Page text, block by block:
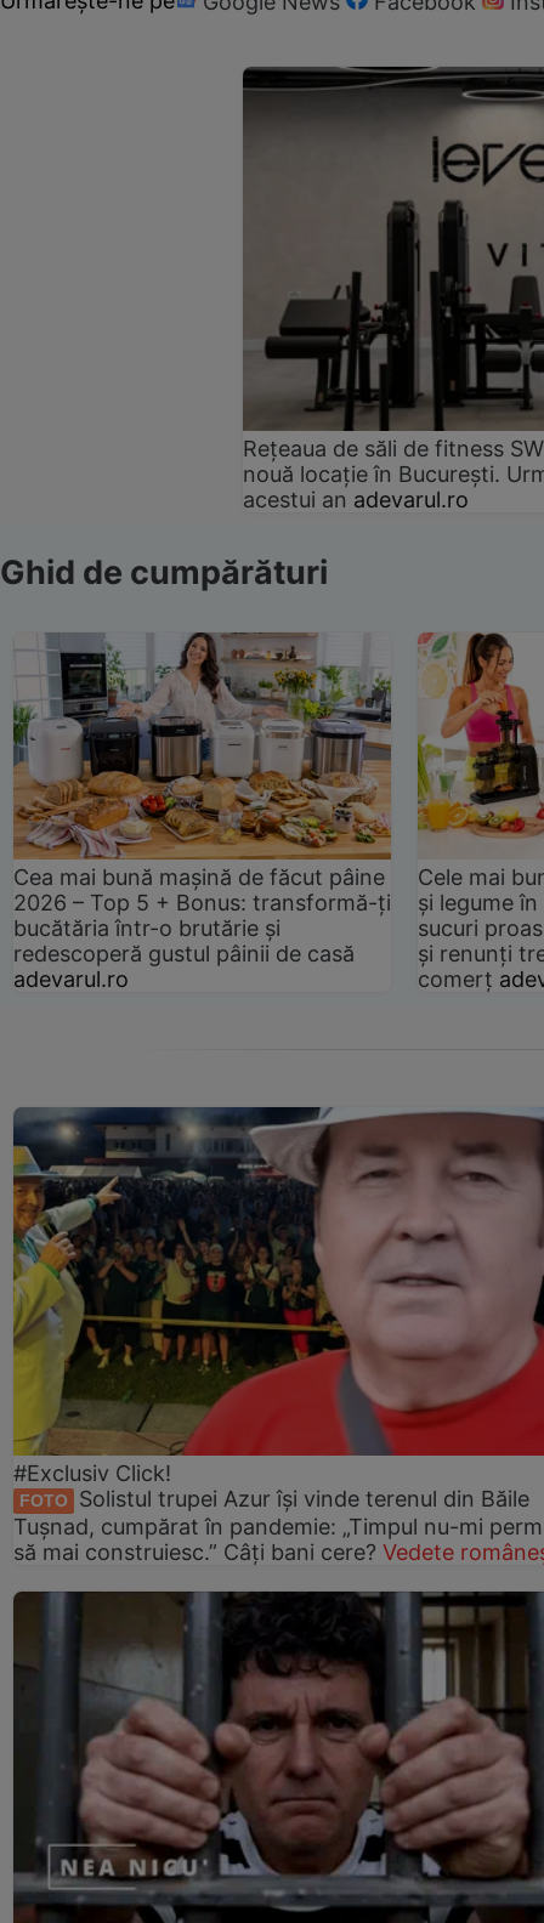
Rețeaua de săli de fitness
nouă locație în București.
acestui an adevarul.ro
Ghid de cumpărături
Cea mai bună mașină de făcut pâine
2026 – Top 5 + Bonus: transformă-ți
bucătăria într-o brutărie și
redescoperă gustul pâinii de casă
adevarul.ro
Cele mai
și legume
sucuri
și renunți
comerț
#Exclusiv Click!
FOTO
Solistul trupei Azur își vinde terenul din Băile
Tușnad, cumpărat în pandemie: „Timpul nu-mi
să mai construiesc.” Câți bani cere? Vedete